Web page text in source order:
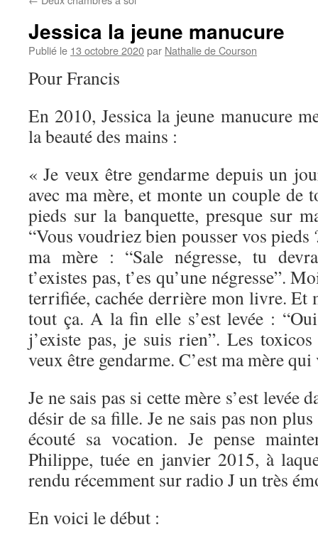
Jessica la jeune manucure
Publié le 13 octobre 2020par Nathalie de Courson
Pour Francis
En 2010, Jessica la jeune manucure
la beauté des mains :
« Je veux être gendarme depuis un
avec ma mère, et monte un couple de
pieds sur la banquette, presque sur
“Vous voudriez bien pousser vos
ma mère : “Sale négresse, tu
t’existes pas, t’es qu’une négresse”.
terrifiée, cachée derrière mon livre. Et
tout ça. A la fin elle s’est levée :
j’existe pas, je suis rien”. Les
veux être gendarme. C’est ma mère qui
Je ne sais pas si cette mère s’est levée
désir de sa fille. Je ne sais pas non
écouté sa vocation. Je pense
Philippe, tuée en janvier 2015, à
rendu récemment sur radio J un très
En voici le début :